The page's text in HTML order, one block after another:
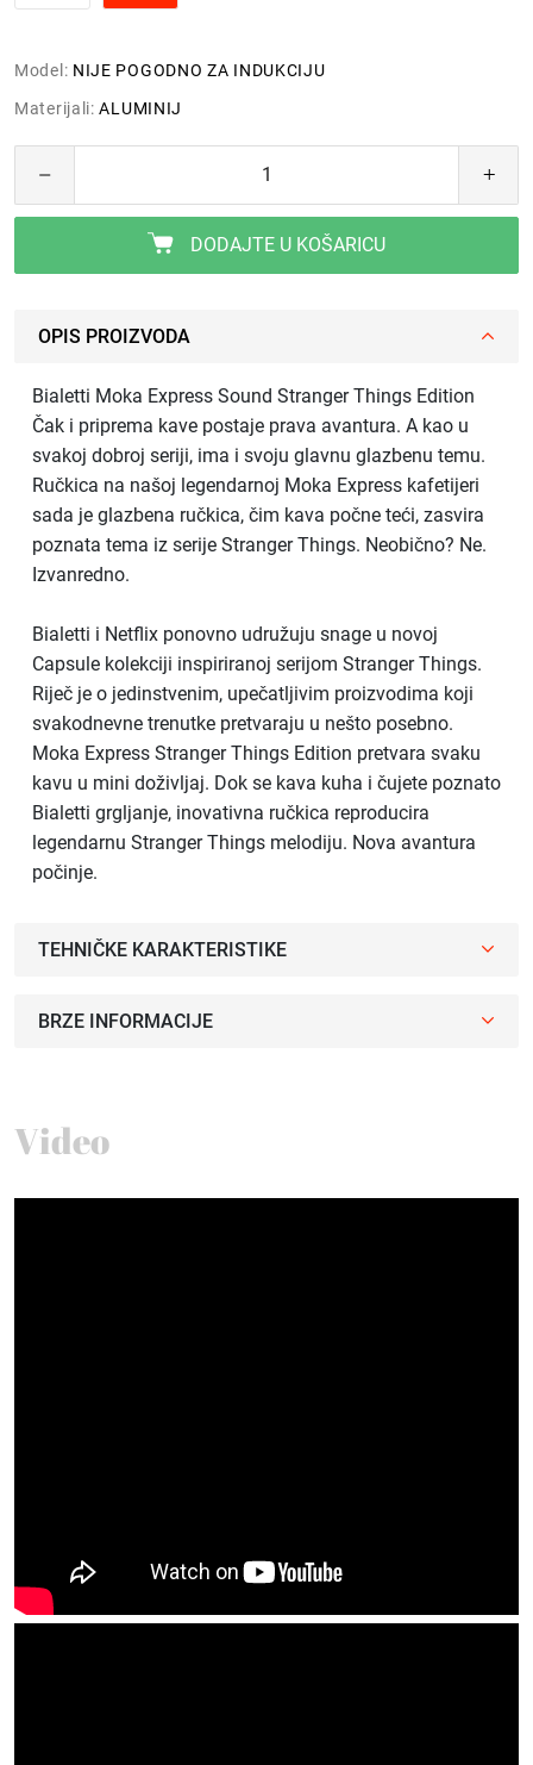
Model: NIJE POGODNO ZA INDUKCIJU
Materijali: ALUMINIJ
DODAJTE U KOŠARICU
OPIS PROIZVODA
Bialetti Moka Express Sound Stranger Things Edition
Čak i priprema kave postaje prava avantura. A kao u
svakoj dobroj seriji, ima i svoju glavnu glazbenu temu.
Ručkica na našoj legendarnoj Moka Express kafetijeri
sada je glazbena ručkica, čim kava počne teći, zasvira
poznata tema iz serije Stranger Things. Neobično? Ne.
Izvanredno.
Bialetti i Netflix ponovno udružuju snage u novoj
Capsule kolekciji inspiriranoj serijom Stranger Things.
Riječ je o jedinstvenim, upečatljivim proizvodima koji
svakodnevne trenutke pretvaraju u nešto posebno.
Moka Express Stranger Things Edition pretvara svaku
kavu u mini doživljaj. Dok se kava kuha i čujete poznato
Bialetti grgljanje, inovativna ručkica reproducira
legendarnu Stranger Things melodiju. Nova avantura
počinje.
TEHNIČKE KARAKTERISTIKE
BRZE INFORMACIJE
Video